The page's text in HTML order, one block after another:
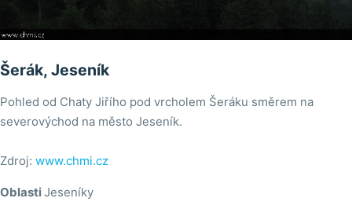
Šerák, Jeseník
Pohled od Chaty Jiřího pod vrcholem Šeráku směrem na
severovýchod na město Jeseník.
Zdroj: www.chmi.cz
OblastiJeseníky